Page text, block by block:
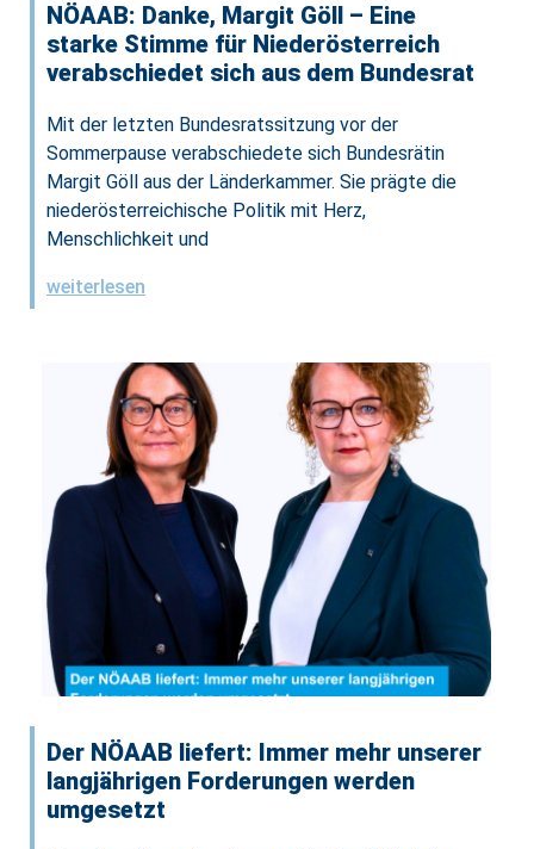
NÖAAB: Danke, Margit Göll – Eine
starke Stimme für Niederösterreich
verabschiedet sich aus dem Bundesrat
Mit der letzten Bundesratssitzung vor der
Sommerpause verabschiedete sich Bundesrätin
Margit Göll aus der Länderkammer. Sie prägte die
niederösterreichische Politik mit Herz,
Menschlichkeit und
weiterlesen
Der NÖAAB liefert: Immer mehr unserer
langjährigen Forderungen werden
umgesetzt